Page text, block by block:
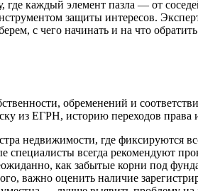
где каждый элемент пазла — от
защиты интересов.
с чего начинать и на что
обременений и
из ЕГРН, историю переходов права и
недвижимости, где фиксируются
всегда рекомендуют
как забытые корни под
важно оценить наличие